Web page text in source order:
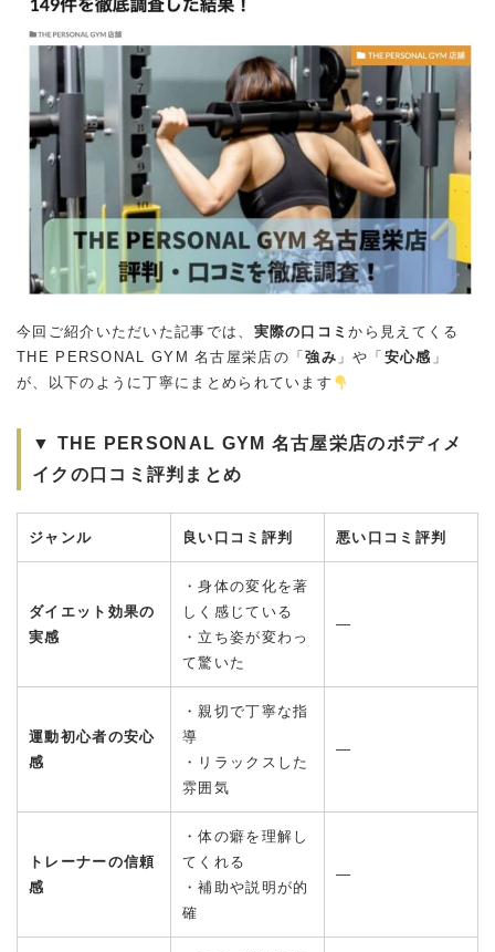
今回ご紹介いただいた記事では、 実際の口コミから見えてくる
THE PERSONAL GYM 名古屋栄店の「強み 」や「 安心感 」
が、以下のように丁寧にまとめられています
▼ THE PERSONAL GYM 名古屋栄店のボディメ
イクの口コミ評判まとめ
ジャンル 良い口コミ評判 悪い口コミ評判
ダイエット効果の
実感
・身体の変化を著
しく感じている
・立ち姿が変わっ
て驚いた
―
運動初心者の安心
感
・親切で丁寧な指
導
・リラックスした
雰囲気
―
トレーナーの信頼
感
・体の癖を理解し
てくれる
・補助や説明が的
確
―